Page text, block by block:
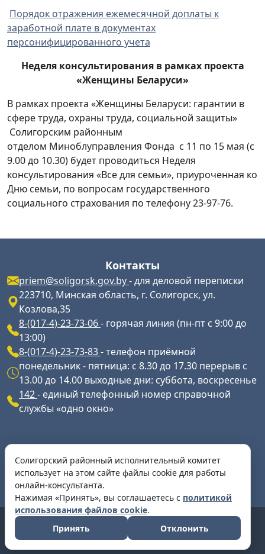
Порядок отражения ежемесячной доплаты к
заработной плате в документах
персонифицированного учета
Неделя консультирования в рамках проекта
«Женщины Беларуси»
В рамках проекта «Женщины Беларуси: гарантии в
сфере труда, охраны труда, социальной защиты»
Солигорским районным
отделом Миноблуправления Фонда с 11 по 15 мая (с
9.00 до 10.30) будет проводиться Неделя
консультирования «Все для семьи», приуроченная ко
Дню семьи, по вопросам государственного
социального страхования по телефону 23-97-76.
Контакты
priem@soligorsk.gov.by- для деловой переписки
223710, Минская область, г. Солигорск, ул.
Козлова,35
8-(017-4)-23-73-06- горячая линия (пн-пт с 9:00 до
13:00)
8-(017-4)-23-73-83- телефон приёмной
понедельник - пятница: с 8.30 до 17.30 перерыв с
13.00 до 14.00 выходные дни: суббота, воскресенье
142- единый телефонный номер справочной
службы «одно окно»
Разработка и сопровождение -УП
"Информационное агентство "Минская правда"
Copyright © 2026 | Солигорский районный
исполнительный комитет
Солигорский районный исполнительный комитет
использует на этом сайте файлы cookie для работы
онлайн-консультанта.
Нажимая «Принять», вы соглашаетесь с политикой
использования файлов cookie.
Принять
Отклонить